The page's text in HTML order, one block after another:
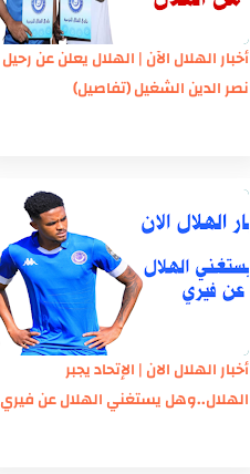
أخبار الهلال الآن | الهلال يعلن عن رحيل
نصر الدين الشغيل (تفاصيل)
أخبار الهلال الان | الإتحاد يجبر
الهلال..وهل يستغني الهلال عن فيري